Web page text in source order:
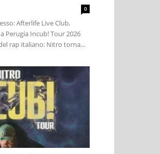
0
Afterlife Live Club,
Perugia Incub! Tour 2026
rap italiano: Nitro torna...